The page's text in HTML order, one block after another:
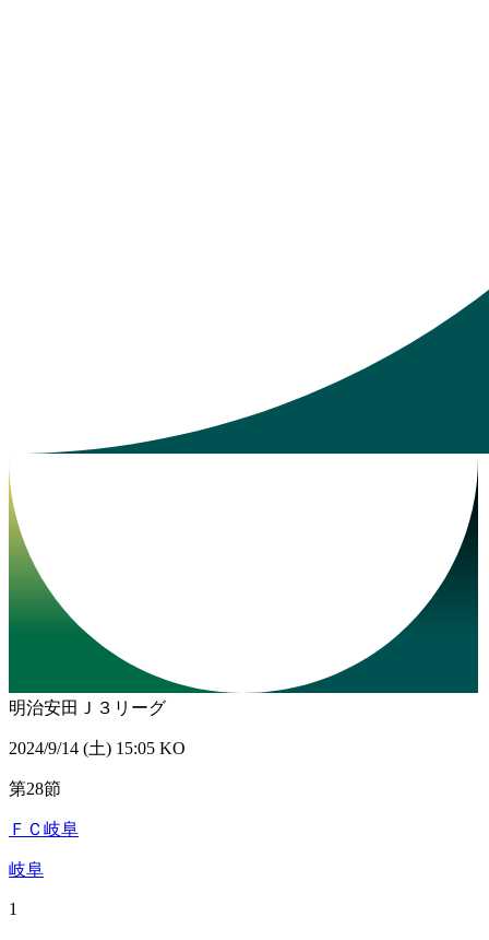
明治安田Ｊ３リーグ
2024/9/14 (土) 15:05 KO
第28節
ＦＣ岐阜
岐阜
1